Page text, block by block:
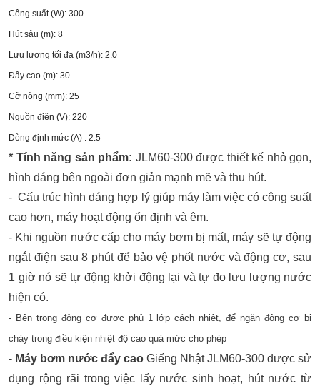
Công suất (W): 300
Hút sâu (m): 8
Lưu lượng tối đa (m3/h): 2.0
Đẩy cao (m): 30
Cỡ nòng (mm): 25
Nguồn điện (V): 220
Dòng định mức (A) : 2.5
* Tính năng sản phẩm: JLM60-300 được thiết kế nhỏ gọn,
hình dáng bên ngoài đơn giản mạnh mẽ và thu hút.
- Cấu trúc hình dáng hợp lý giúp máy làm việc có công suất
cao hơn, máy hoạt động ổn định và êm.
- Khi nguồn nước cấp cho máy bơm bị mất, máy sẽ tự động
ngắt điện sau 8 phút để bảo vệ phốt nước và động cơ, sau
1 giờ nó sẽ tự động khởi động lại và tự đo lưu lượng nước
hiện có.
- Bên trong động cơ được phủ 1 lớp cách nhiệt, để ngăn động cơ bị
cháy trong điều kiện nhiệt độ cao quá mức cho phép
- Máy bơm nước đẩy cao Giếng Nhật JLM60-300 được sử
dụng rộng rãi trong việc lấy nước sinh hoạt, hút nước từ